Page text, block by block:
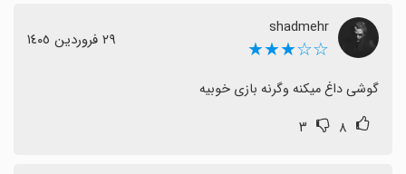
shadmehr
☆☆★★★ ٢٩ فروردین ١٤٠٥
گوشی داغ میکنه وگرنه بازی خوبیه
۸ ۳